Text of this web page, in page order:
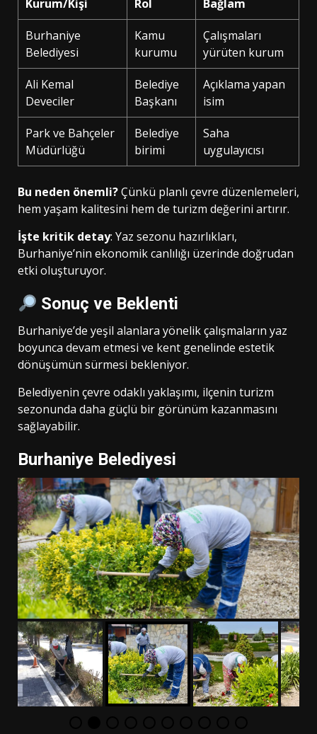
Kurum/Kişi Rol Bağlam
Burhaniye
Belediyesi
Kamu
kurumu
Çalışmaları
yürüten kurum
Ali Kemal
Deveciler
Belediye
Başkanı
Açıklama yapan
isim
Park ve Bahçeler
Müdürlüğü
Belediye
birimi
Saha
uygulayıcısı
Bu neden önemli?Çünkü planlı çevre düzenlemeleri,
hem yaşam kalitesini hem de turizm değerini artırır.
İşte kritik detay: Yaz sezonu hazırlıkları,
Burhaniye’nin ekonomik canlılığı üzerinde doğrudan
etki oluşturuyor.
Sonuç ve Beklenti
Burhaniye’de yeşil alanlara yönelik çalışmaların yaz
boyunca devam etmesi ve kent genelinde estetik
dönüşümün sürmesi bekleniyor.
Belediyenin çevre odaklı yaklaşımı, ilçenin turizm
sezonunda daha güçlü bir görünüm kazanmasını
sağlayabilir.
Burhaniye Belediyesi